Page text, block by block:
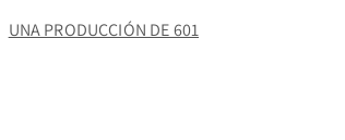
UNA PRODUCCIÓN DE 601